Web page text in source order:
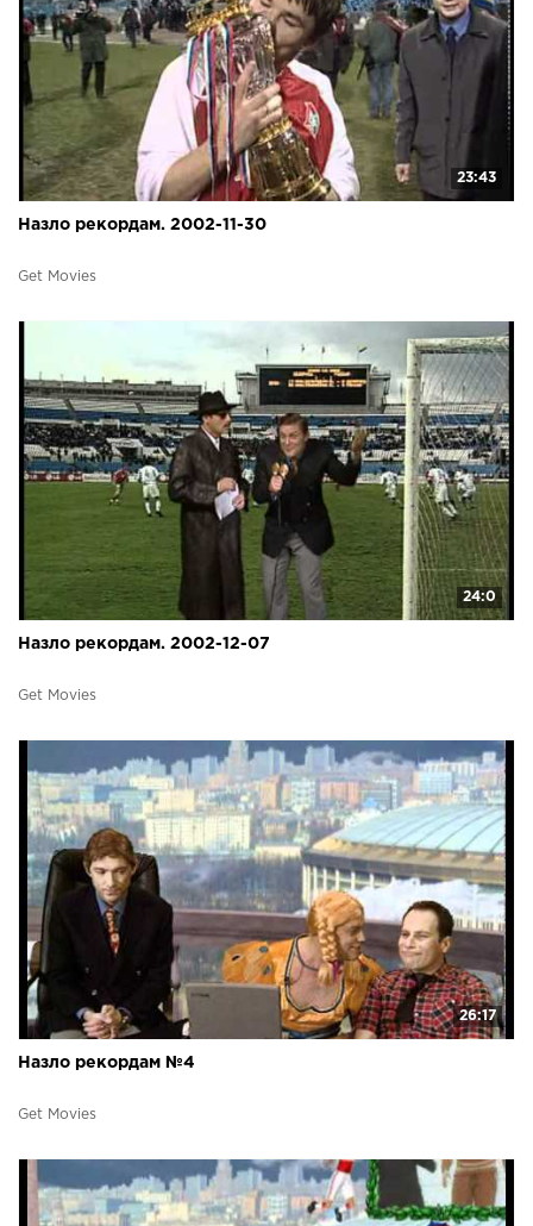
23:43
Назло рекордам. 2002-11-30
Get Movies
24:0
Назло рекордам. 2002-12-07
Get Movies
26:17
Назло рекордам №4
Get Movies